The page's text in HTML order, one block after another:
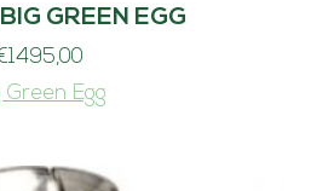
GREEN EGG
1495,00
Green Egg